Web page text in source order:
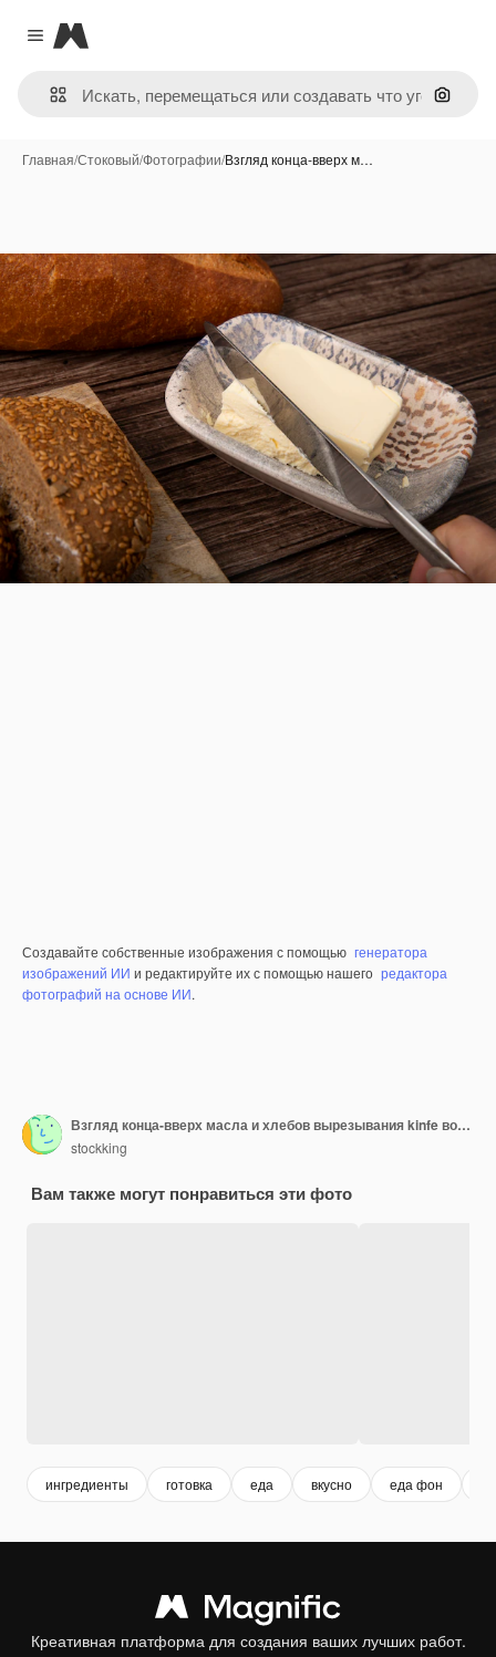
Close menu
Magnific
Поиск
Главная/Стоковый/Фотографии/Взгляд конца-вверх м…
Создавайте собственные изображения с помощью генератора
изображений ИИ и редактируйте их с помощью нашего редактора
фотографий на основе ИИ.
Взгляд конца-вверх масла и хлебов вырезывания kinfe вокруг на деревянной предпосылке
stockking
Вам также могут понравиться эти фото
ингредиенты готовка еда вкусно еда фон
Креативная платформа для создания ваших лучших работ.